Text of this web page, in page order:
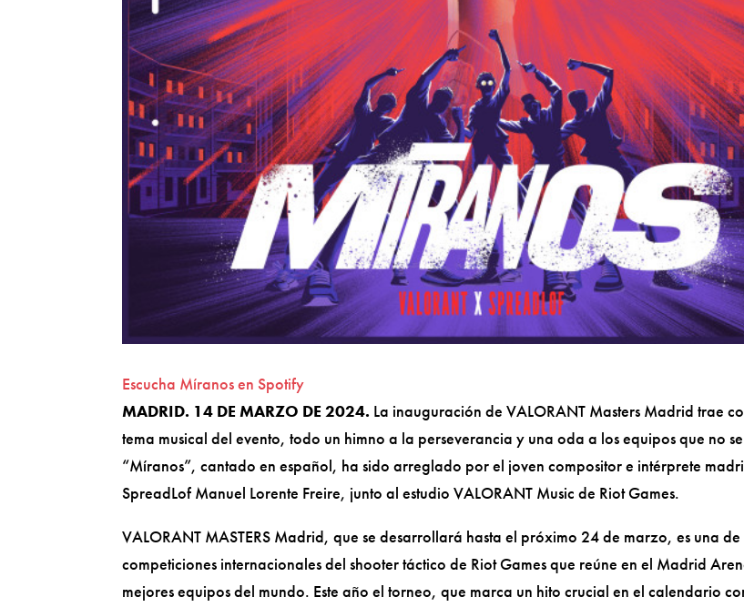
Escucha Míranos en Spotify
MADRID. 14 DE MARZO DE 2024. La inauguración de VALORANT Masters Madrid trae
tema musical del evento, todo un himno a la perseverancia y una oda a los equipos que no
“Míranos”, cantado en español, ha sido arreglado por el joven compositor e intérprete
SpreadLof Manuel Lorente Freire, junto al estudio VALORANT Music de Riot Games.
VALORANT MASTERS Madrid, que se desarrollará hasta el próximo 24 de marzo, es una
competiciones internacionales del shooter táctico de Riot Games que reúne en el Madrid
mejores equipos del mundo. Este año el torneo, que marca un hito crucial en el calendario